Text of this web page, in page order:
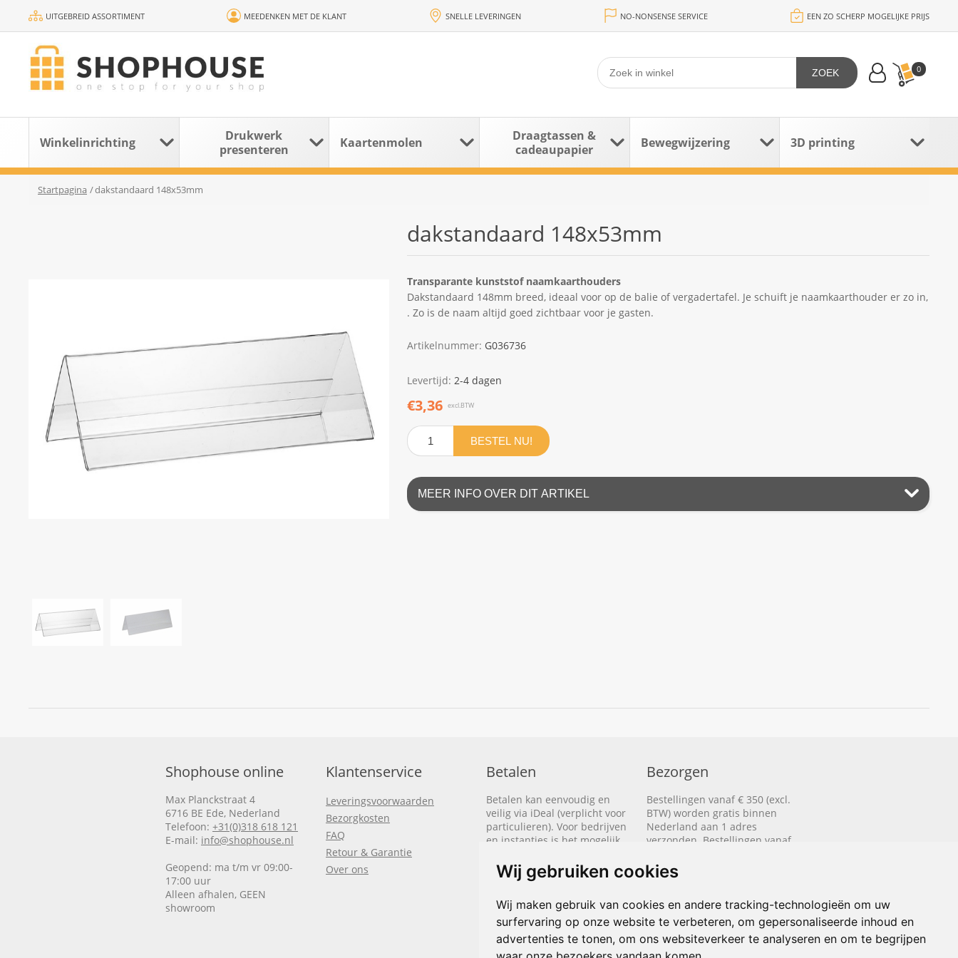
Wij gebruiken cookies
Wij maken gebruik van cookies en andere tracking-technologieën om uw
surfervaring op onze website te verbeteren, om gepersonaliseerde inhoud en
advertenties te tonen, om ons websiteverkeer te analyseren en om te begrijpen
UITGEBREID ASSORTIMENT MEEDENKEN MET DE KLANT SNELLE LEVERINGEN NO-NONSENSE SERVICE EEN ZO SCHERP MOGELIJKE PRIJS
0
ZOEK
Winkelinrichting
Drukwerk
presenteren
Kaartenmolen
Draagtassen &
cadeaupapier
Bewegwijzering 3D printing
Startpagina /dakstandaard 148x53mm
dakstandaard 148x53mm
Transparante kunststof naamkaarthouders
Dakstandaard 148mm breed, ideaal voor op de balie of vergadertafel. Je schuift je naamkaarthouder er zo in,
. Zo is de naam altijd goed zichtbaar voor je gasten.
Artikelnummer: G036736
Levertijd: 2-4 dagen
€3,36 excl.BTW
BESTEL NU!
MEER INFO OVER DIT ARTIKEL
Shophouse online
Max Planckstraat 4
6716 BE Ede, Nederland
Telefoon: +31(0)318 618 121
E-mail: info@shophouse.nl
Geopend: ma t/m vr 09:00-
17:00 uur
Alleen afhalen, GEEN
showroom
Klantenservice
Leveringsvoorwaarden
Bezorgkosten
FAQ
Retour & Garantie
Over ons
Betalen
Betalen kan eenvoudig en
veilig via iDeal (verplicht voor
particulieren). Voor bedrijven
en instanties is het mogelijk
We sturen je dan een factuur
nadat de bestelling is
Klik hier om meer te lezen of
bel+31(0)318 618 121
Bezorgen
Bestellingen vanaf € 350 (excl.
BTW) worden gratis binnen
Nederland aan 1 adres
verzonden. Bestellingen vanaf
gratis naar België aan 1 adres
verzonden.
Lees hier hoe het bezorgen
werkt.